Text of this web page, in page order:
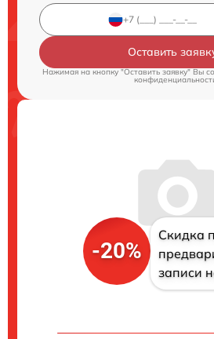
Оставить
Нажимая на кнопку "Оставить заявку" Вы
-20%
Скидка
записи